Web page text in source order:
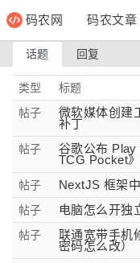
码农网 码农文章
话题 回复
类型
标题
帖子
微软媒体创建
补丁
帖子
谷歌公布 Play
TCG Pocket
帖子 NextJS 框架
帖子 电脑怎么开独
帖子
联通宽带手机
密码怎么改）